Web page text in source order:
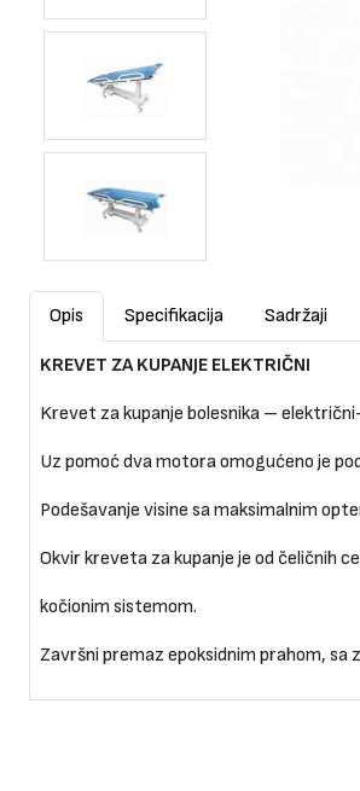
Opis Specifikacija Sadržaji
KREVET ZA KUPANJE ELEKTRIČNI
Krevet za kupanje bolesnika –
Uz pomoć dva motora omogućeno je
Podešavanje visine sa maksimalnim
Okvir kreveta za kupanje je od čeličnih
kočionim sistemom.
Završni premaz epoksidnim prahom, sa